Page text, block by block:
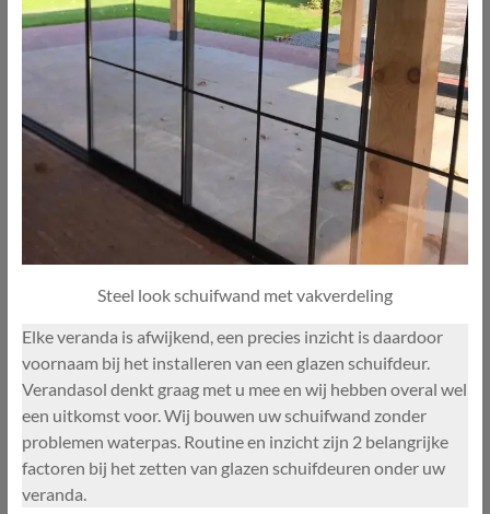
Steel look schuifwand met vakverdeling
Elke veranda is afwijkend, een precies inzicht is daardoor
voornaam bij het installeren van een glazen schuifdeur.
Verandasol denkt graag met u mee en wij hebben overal wel
een uitkomst voor. Wij bouwen uw schuifwand zonder
problemen waterpas. Routine en inzicht zijn 2 belangrijke
factoren bij het zetten van glazen schuifdeuren onder uw
veranda.